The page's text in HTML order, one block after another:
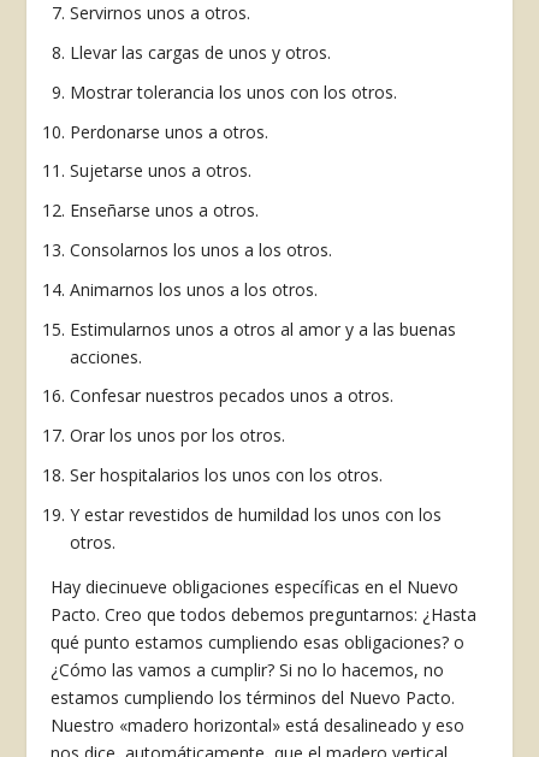
Servirnos unos a otros.
Llevar las cargas de unos y otros.
Mostrar tolerancia los unos con los otros.
Perdonarse unos a otros.
Sujetarse unos a otros.
Enseñarse unos a otros.
Consolarnos los unos a los otros.
Animarnos los unos a los otros.
Estimularnos unos a otros al amor y a las buenas
acciones.
Confesar nuestros pecados unos a otros.
Orar los unos por los otros.
Ser hospitalarios los unos con los otros.
Y estar revestidos de humildad los unos con los
otros.
Hay diecinueve obligaciones específicas en el Nuevo
Pacto. Creo que todos debemos preguntarnos: ¿Hasta
qué punto estamos cumpliendo esas obligaciones? o
¿Cómo las vamos a cumplir? Si no lo hacemos, no
estamos cumpliendo los términos del Nuevo Pacto.
Nuestro «madero horizontal» está desalineado y eso